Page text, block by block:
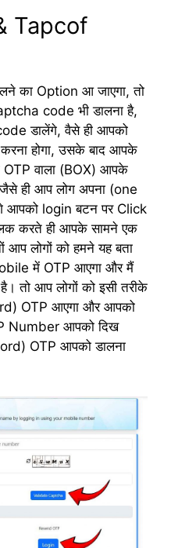
Tapcof
का Option आ जाएगा, तो
code भी डालना है,
डालेंगे, वैसे ही आपको
होगा, उसके बाद आपके
OTP वाला (BOX) आपके
जैसे ही आप लोग अपना (one
आपको login बटन पर Click
करते ही आपके सामने एक
आप लोगों को हमने यह बता
में OTP आएगा और मैं
तो आप लोगों को इसी तरीके
OTP आएगा और आपको
Number आपको दिख
OTP आपको डालना